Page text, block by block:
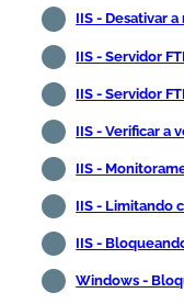
IIS - Desativar
IIS - Servidor
IIS - Servidor
IIS - Verificar a
IIS -
IIS - Limitando
IIS -
Windows -